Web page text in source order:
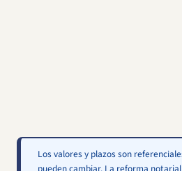
Los valores y plazos son